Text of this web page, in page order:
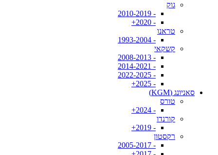
גוק
- 2010-2019
- 2020+
טראנו
- 1993-2004
קשקאי
- 2008-2013
- 2014-2021
- 2022-2025
- 2025+
סאניונג (KGM)
טורס
- 2024+
קורנדו
- 2019+
רקסטון
- 2005-2017